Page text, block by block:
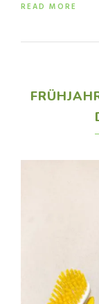
READ MORE